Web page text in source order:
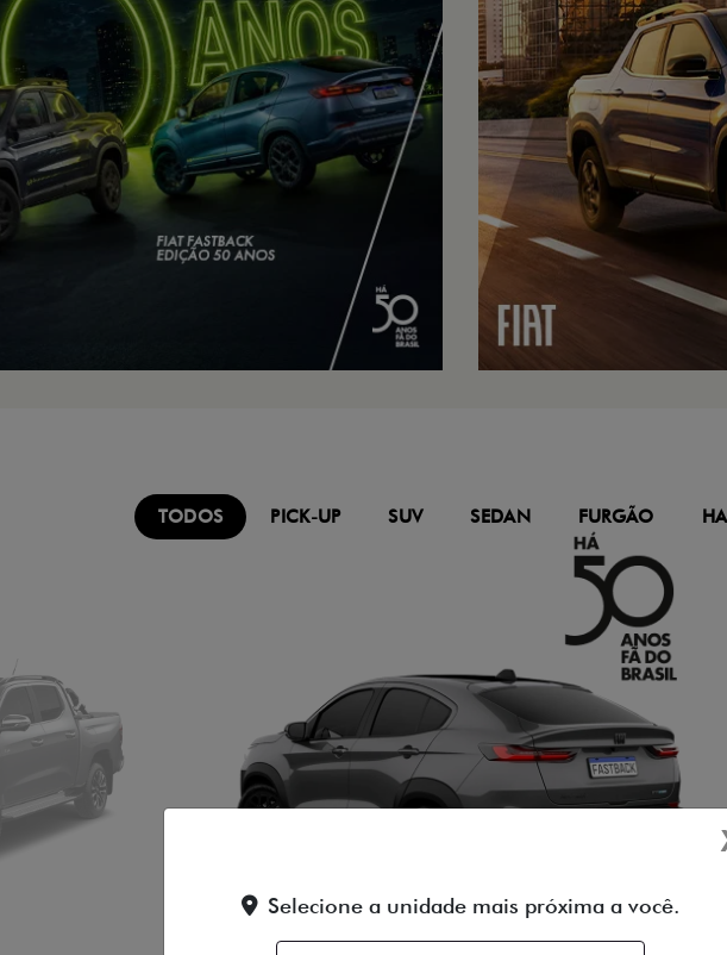
Selecione a unidade mais próxima a você.